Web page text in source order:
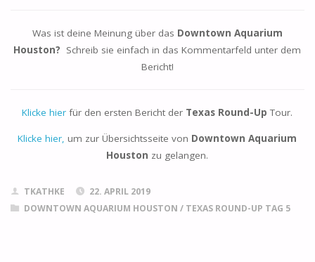
Was ist deine Meinung über das Downtown Aquarium
Houston? Schreib sie einfach in das Kommentarfeld unter dem
Bericht!
Klicke hier für den ersten Bericht der Texas Round-Up Tour.
Klicke hier, um zur Übersichtsseite von Downtown Aquarium
Houston zu gelangen.
TKATHKE
22. APRIL 2019
DOWNTOWN AQUARIUM HOUSTON / TEXAS ROUND-UP TAG 5